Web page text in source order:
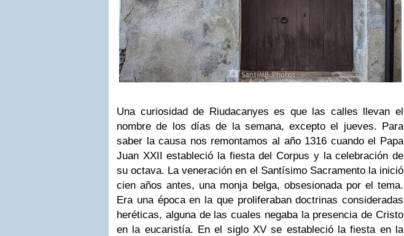
Una curiosidad de Riudacanyes es que las calles llevan el
nombre de los días de la semana, excepto el jueves. Para
saber la causa nos remontamos al año 1316 cuando el Papa
Juan XXII estableció la fiesta del Corpus y la celebración de
su octava. La veneración en el Santísimo Sacramento la inició
cien años antes, una monja belga, obsesionada por el tema.
Era una época en la que proliferaban doctrinas consideradas
heréticas, alguna de las cuales negaba la presencia de Cristo
en la eucaristía. En el siglo XV se estableció la fiesta en la